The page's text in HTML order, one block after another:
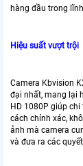
hàng đầu trong
Hiệu suất vượt trội
Camera Kbvision
đại nhất, mang lại
HD 1080P giúp
cách chính xác,
ảnh mà camera
và đưa ra các